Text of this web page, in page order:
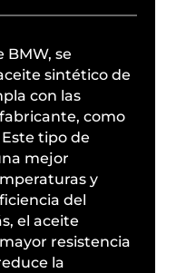
BMW, se
sintético de
con las
como
tipo de
mejor
y
del
el aceite
resistencia
la